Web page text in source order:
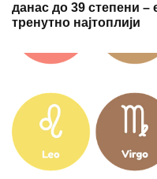
данас до 39 степени –
тренутно најтоплији